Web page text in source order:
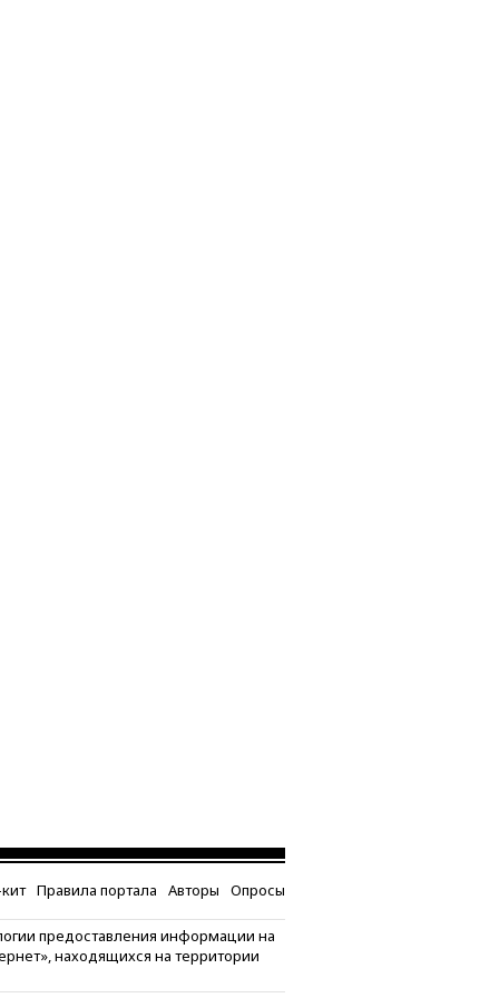
Правила портала Авторы Опросы
предоставления информации на
находящихся на территории